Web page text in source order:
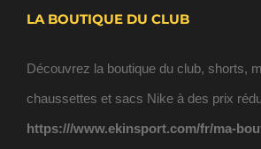
LA BOUTIQUE DU CLUB
Découvrez la boutique du club, shorts,
chaussettes et sacs Nike à des prix
https:///www.ekinsport.com/fr/ma-